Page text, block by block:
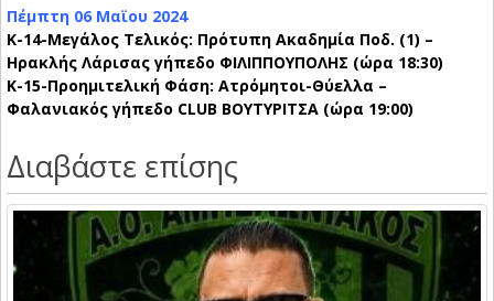
Πέμπτη 06 Μαϊου 2024
Κ-14-Μεγάλος Τελικός: Πρότυπη Ακαδημία Ποδ. (1) –
Ηρακλής Λάρισας γήπεδο ΦΙΛΙΠΠΟΥΠΟΛΗΣ (ώρα 18:30)
Κ-15-Προημιτελική Φάση: Ατρόμητοι-Θύελλα –
Φαλανιακός γήπεδο CLUB ΒΟΥΤΥΡΙΤΣΑ (ώρα 19:00)
Διαβάστε επίσης